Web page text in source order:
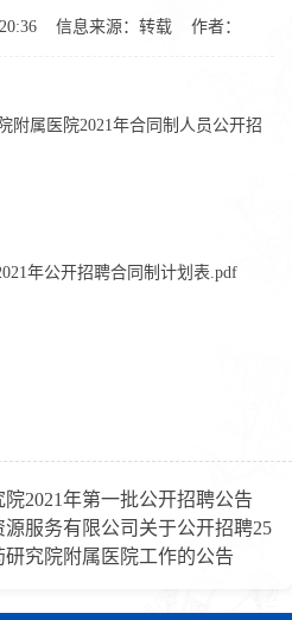
信息来源：转载 作者：
附属医院2021年合同制人员公开招
年公开招聘合同制计划表.pdf
2021年第一批公开招聘公告
服务有限公司关于公开招聘25
究院附属医院工作的公告